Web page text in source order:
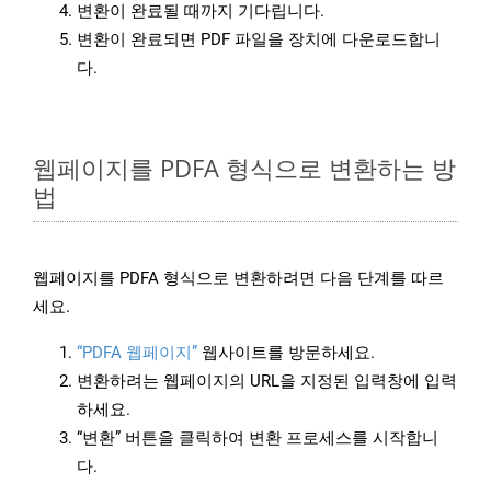
변환이 완료될 때까지 기다립니다.
변환이 완료되면 PDF 파일을 장치에 다운로드합니
다.
웹페이지를 PDFA 형식으로 변환하는 방
법
웹페이지를 PDFA 형식으로 변환하려면 다음 단계를 따르
세요.
“PDFA 웹페이지” 웹사이트를 방문하세요.
변환하려는 웹페이지의 URL을 지정된 입력창에 입력
하세요.
“변환” 버튼을 클릭하여 변환 프로세스를 시작합니
다.